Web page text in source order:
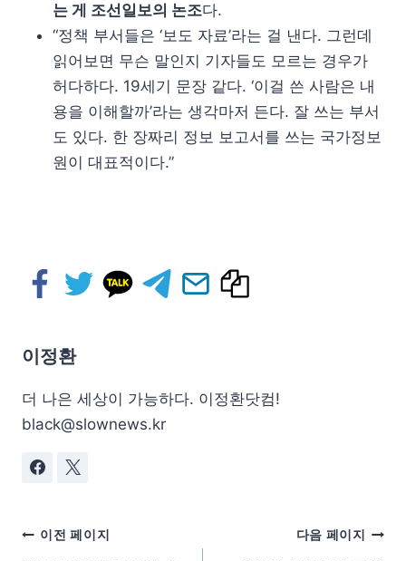
는 게 조선일보의 논조다.
“정책 부서들은 ‘보도 자료’라는 걸 낸다. 그런데
읽어보면 무슨 말인지 기자들도 모르는 경우가
허다하다. 19세기 문장 같다. ‘이걸 쓴 사람은 내
용을 이해할까’라는 생각마저 든다. 잘 쓰는 부서
도 있다. 한 장짜리 정보 보고서를 쓰는 국가정보
원이 대표적이다.”
이정환
더 나은 세상이 가능하다. 이정환닷컴!
black@slownews.kr
이전 페이지 다음 페이지